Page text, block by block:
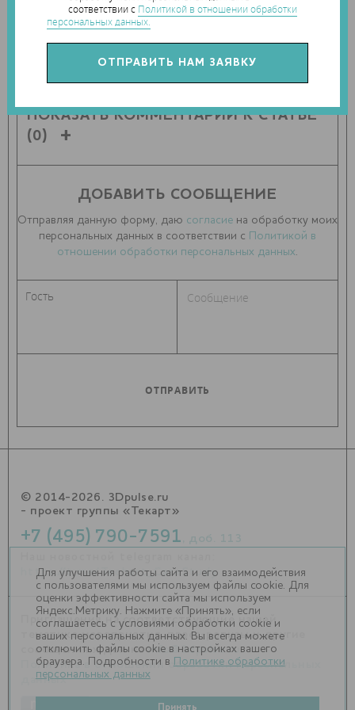
соответствии с Политикой в отношении обработки
персональных данных.
ПОКАЗАТЬ КОММЕНТАРИИ К СТАТЬЕ
(0)
ДОБАВИТЬ СООБЩЕНИЕ
Отправляя данную форму, даю согласие на обработку моих
персональных данных в соответствии с
Политикой в
отношении обработки персональных данных.
© 2014-2026. 3Dpulse.ru
- проект группы «Текарт»
+7 (495) 790-7591
https://t.me/Techart_CaseStudy
Приглашения на соответствующие нашей
тематике мероприятия, пресс-релизы и другие
сообщения ждем наinfo@3dpulse.ru .
Политика в отношении обработки персональных
данных
Для улучшения работы сайта и его взаимодействия
с пользователями мы используем файлы cookie. Для
оценки эффективности сайта мы используем
Яндекс.Метрику. Нажмите «Принять», если
соглашаетесь с условиями обработки cookie и
ваших персональных данных. Вы всегда можете
отключить файлы cookie в настройках вашего
браузера. Подробности в
Политике обработки
персональных данных
Принять